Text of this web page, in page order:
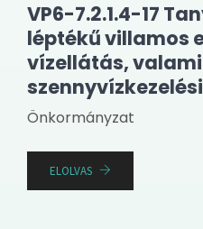
VP6-7.2.1.4-17
léptékű villamos
vízellátás,
Önkormányzat
ELOLVAS